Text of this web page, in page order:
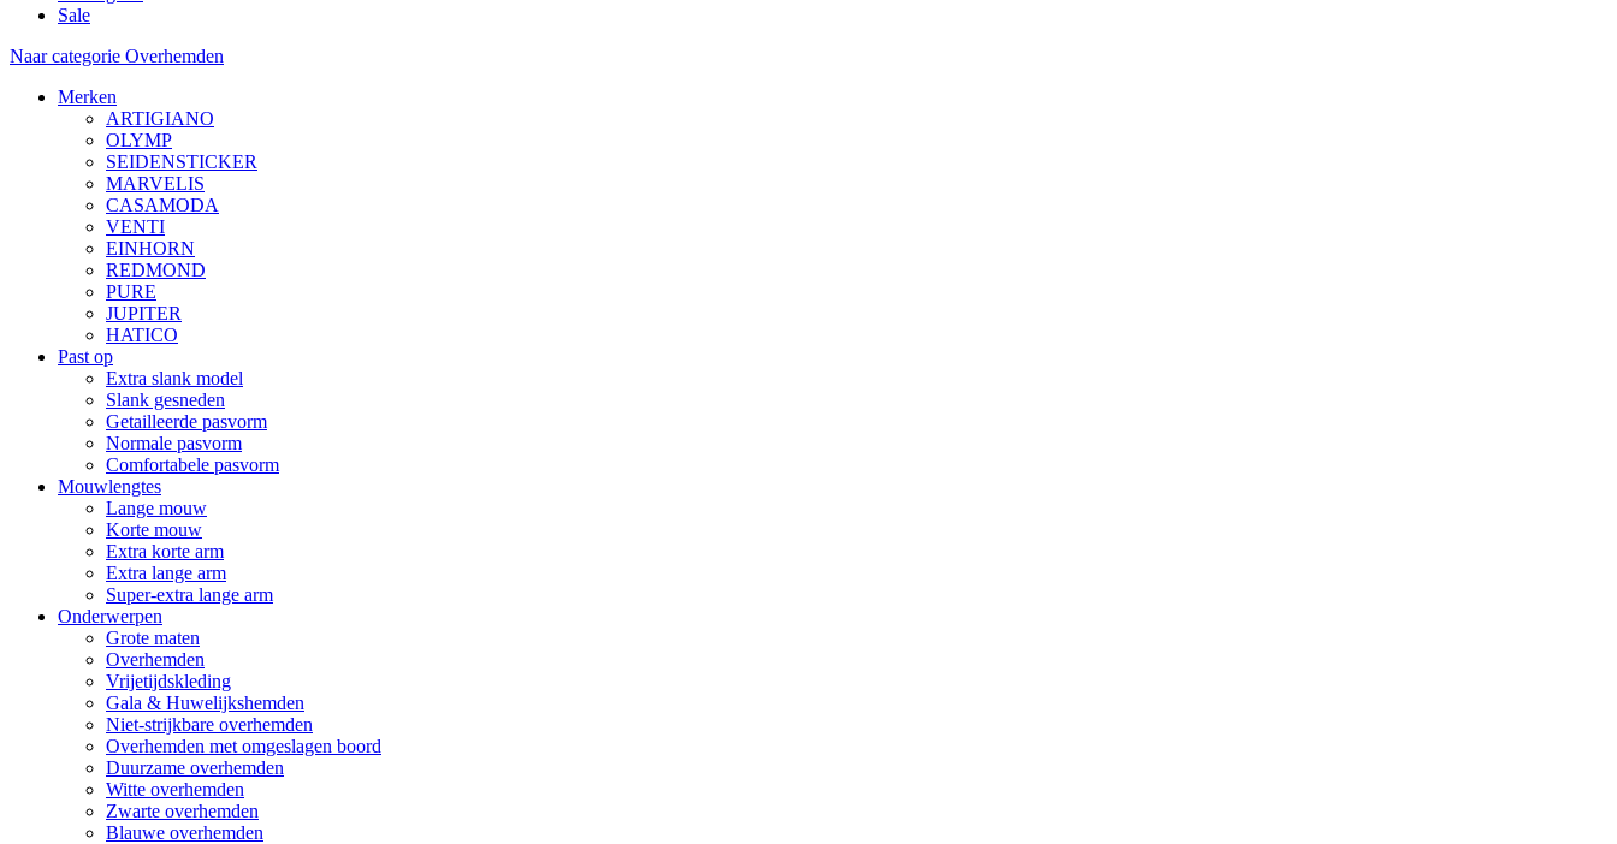
Sale
Naar categorie Overhemden
Merken
ARTIGIANO
OLYMP
SEIDENSTICKER
MARVELIS
CASAMODA
VENTI
EINHORN
REDMOND
PURE
JUPITER
HATICO
Past op
Extra slank model
Slank gesneden
Getailleerde pasvorm
Normale pasvorm
Comfortabele pasvorm
Mouwlengtes
Lange mouw
Korte mouw
Extra korte arm
Extra lange arm
Super-extra lange arm
Onderwerpen
Grote maten
Overhemden
Vrijetijdskleding
Gala & Huwelijkshemden
Niet-strijkbare overhemden
Overhemden met omgeslagen boord
Duurzame overhemden
Witte overhemden
Zwarte overhemden
Blauwe overhemden